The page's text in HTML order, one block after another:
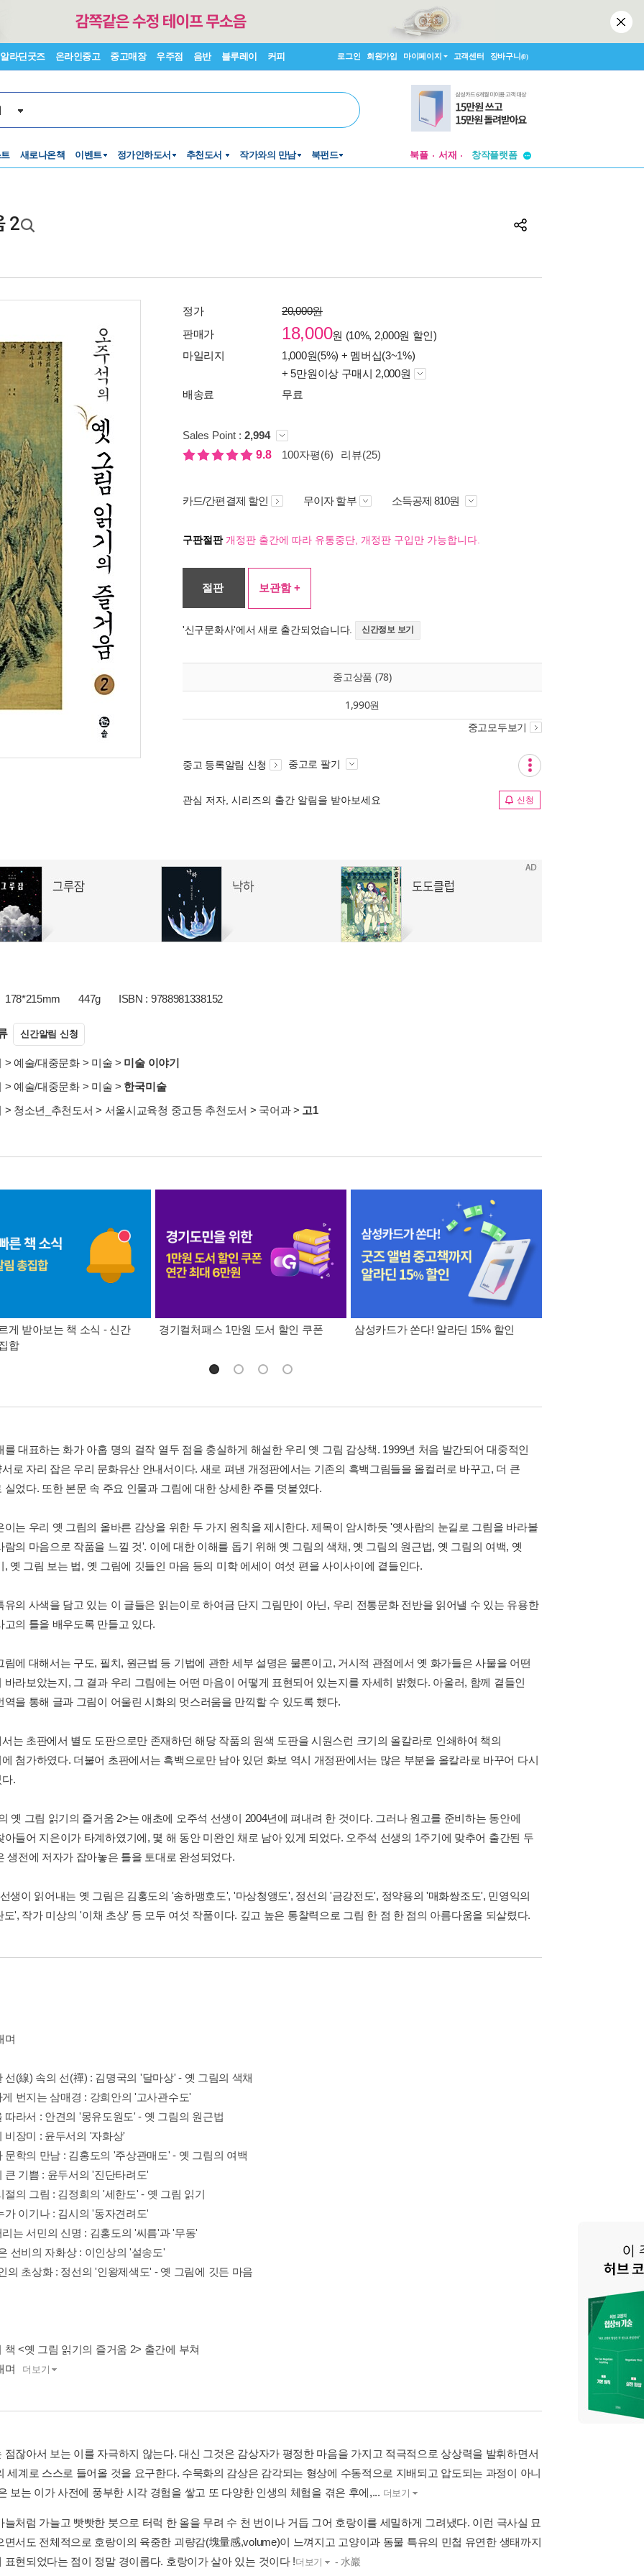
알라딘굿즈 온라인중고 중고매장 우주점 음반 블루레이 커피 로그인 회원가입 마이페이지 고객센터 장바구니(0)
새로나온책 이벤트 정가인하도서 추천도서 작가와의 만남 북펀드 북플 서재
창작플랫폼
2
정가
20,000원
판매가
18,000원 (10%, 2,000원 할인)
마일리지
1,000원(5%) + 멤버십(3~1%)
+ 5만원이상 구매시 2,000원
배송료
무료
Sales Point : 2,994
9.8
100자평(6) 리뷰(25)
카드/간편결제 할인 무이자 할부 소득공제 810원
구판절판개정판 출간에 따라 유통중단, 개정판 구입만 가능합니다.
절판 보관함 +
'신구문화사'에서 새로 출간되었습니다. 신간정보 보기
중고상품 (78)
1,990원
중고모두보기
중고 등록알림 신청 중고로 팔기
관심 저자, 시리즈의 출간 알림을 받아보세요 신청
178*215mm 447g ISBN : 9788981338152
신간알림 신청
> 예술/대중문화> 미술 > 미술 이야기
> 예술/대중문화> 미술 > 한국미술
> 청소년_추천도서 > 서울시교육청 중고등 추천도서 > 국어과> 고1
게 받아보는 책 소식 - 신간
합
경기컬처패스 1만원 도서 할인 쿠폰 삼성카드가 쏜다! 알라딘 15% 할인
를 대표하는 화가 아홉 명의 걸작 열두 점을 충실하게 해설한 우리 옛 그림 감상책. 1999년 처음 발간되어 대중적인
로 자리 잡은 우리 문화유산 안내서이다. 새로 펴낸 개정판에서는 기존의 흑백그림들을 올컬러로 바꾸고, 더 큰
실었다. 또한 본문 속 주요 인물과 그림에 대한 상세한 주를 덧붙였다.
이는 우리 옛 그림의 올바른 감상을 위한 두 가지 원칙을 제시한다. 제목이 암시하듯 '옛사람의 눈길로 그림을 바라볼
람의 마음으로 작품을 느낄 것'. 이에 대한 이해를 돕기 위해 옛 그림의 색채, 옛 그림의 원근법, 옛 그림의 여백, 옛
, 옛 그림 보는 법, 옛 그림에 깃들인 마음 등의 미학 에세이 여섯 편을 사이사이에 곁들인다.
유의 사색을 담고 있는 이 글들은 읽는이로 하여금 단지 그림만이 아닌, 우리 전통문화 전반을 읽어낼 수 있는 유용한
고의 틀을 배우도록 만들고 있다.
림에 대해서는 구도, 필치, 원근법 등 기법에 관한 세부 설명은 물론이고, 거시적 관점에서 옛 화가들은 사물을 어떤
바라보았는지, 그 결과 우리 그림에는 어떤 마음이 어떻게 표현되어 있는지를 자세히 밝혔다. 아울러, 함께 곁들인
역을 통해 글과 그림이 어울린 시화의 멋스러움을 만끽할 수 있도록 했다.
는 초판에서 별도 도판으로만 존재하던 해당 작품의 원색 도판을 시원스런 크기의 올칼라로 인쇄하여 책의
첨가하였다. 더불어 초판에서는 흑백으로만 남아 있던 화보 역시 개정판에서는 많은 부분을 올칼라로 바꾸어 다시
.
옛 그림 읽기의 즐거움 2>는 애초에 오주석 선생이 2004년에 펴내려 한 것이다. 그러나 원고를 준비하는 동안에
아들어 지은이가 타계하였기에, 몇 해 동안 미완인 채로 남아 있게 되었다. 오주석 선생의 1주기에 맞추어 출간된 두
생전에 저자가 잡아놓은 틀을 토대로 완성되었다.
생이 읽어내는 옛 그림은 김홍도의 '송하맹호도', '마상청앵도', 정선의 '금강전도', 정약용의 '매화쌍조도', 민영익의
도', 작가 미상의 '이채 초상' 등 모두 여섯 작품이다. 깊고 높은 통찰력으로 그림 한 점 한 점의 아름다움을 되살렸다.
며
선(線) 속의 선(禪) : 김명국의 '달마상' - 옛 그림의 색채
번지는 삼매경 : 강희안의 '고사관수도'
따라서 : 안견의 '몽유도원도' - 옛 그림의 원근법
비장미 : 윤두서의 '자화상'
문학의 만남 : 김홍도의 '주상관매도' - 옛 그림의 여백
큰 기쁨 : 윤두서의 '진단타려도'
절의 그림 : 김정희의 '세한도' - 옛 그림 읽기
가 이기나 : 김시의 '동자견려도'
는 서민의 신명 : 김홍도의 '씨름'과 '무동'
선비의 자화상 : 이인상의 '설송도'
의 초상화 : 정선의 '인왕제색도' - 옛 그림에 깃든 마음
책 <옛 그림 읽기의 즐거움 2> 출간에 부쳐
며
더보기
점잖아서 보는 이를 자극하지 않는다. 대신 그것은 감상자가 평정한 마음을 가지고 적극적으로 상상력을 발휘하면서
세계로 스스로 들어올 것을 요구한다. 수묵화의 감상은 감각되는 형상에 수동적으로 지배되고 압도되는 과정이 아니
보는 이가 사전에 풍부한 시각 경험을 쌓고 또 다양한 인생의 체험을 겪은 후에,... 더보기
늘처럼 가늘고 빳빳한 붓으로 터럭 한 올을 무려 수 천 번이나 거듭 그어 호랑이를 세밀하게 그려냈다. 이런 극사실 묘
면서도 전체적으로 호랑이의 육중한 괴량감(塊量感,volume)이 느껴지고 고양이과 동물 특유의 민첩 유연한 생태까지
표현되었다는 점이 정말 경이롭다. 호랑이가 살아 있는 것이다 !더보기 - 水巖